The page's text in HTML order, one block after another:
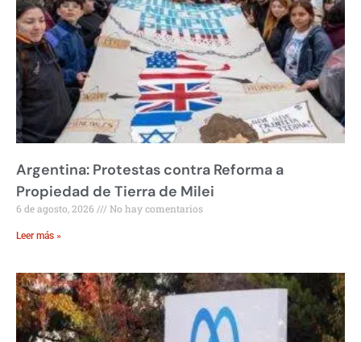
Argentina: Protestas contra Reforma a
Propiedad de Tierra de Milei
6 de agosto, 2026 No hay comentarios
Leer más »